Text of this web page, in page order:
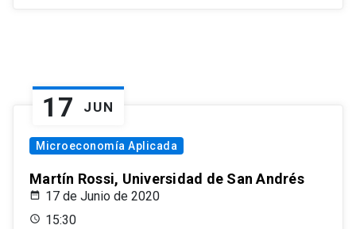
17 JUN
Microeconomía Aplicada
Martín Rossi, Universidad de San Andrés
17 de Junio de 2020
15:30